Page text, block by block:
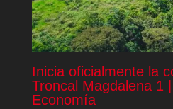
Inicia oficialmente la
Troncal Magdalena 1
Economía